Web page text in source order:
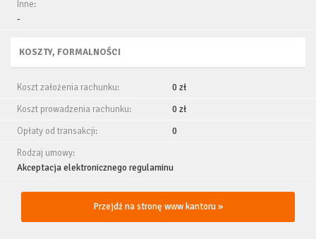
Inne:
-
KOSZTY, FORMALNOŚCI
Koszt założenia rachunku:
0 zł
Koszt prowadzenia rachunku:
0 zł
Opłaty od transakcji:
0
Rodzaj umowy:
Akceptacja elektronicznego regulaminu
Przejdź na stronę www kantoru »